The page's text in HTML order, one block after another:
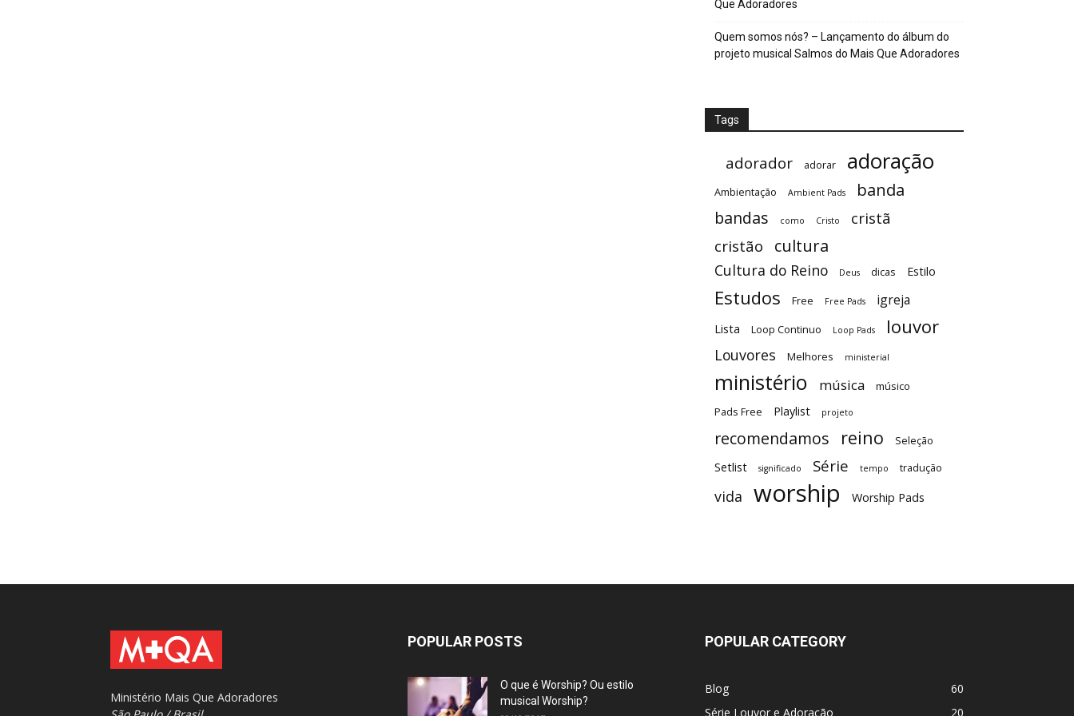
Que Adoradores
Quem somos nós? – Lançamento do álbum do
projeto musical Salmos do Mais Que Adoradores
Tags
adorador adorar adoração
Ambientação Ambient Pads banda
bandas como Cristo
cristã
cristão
cultura
Cultura do Reino Deus dicas Estilo
Estudos Free Free Pads igreja
Lista Loop Continuo Loop Pads louvor
Louvores Melhores ministerial
ministério música
músico
Pads Free
Playlist projeto
recomendamos reino Seleção
Setlist significado Série tempo tradução
vida worship Worship Pads
Ministério Mais Que Adoradores
POPULAR POSTS
O que é Worship? Ou estilo
musical Worship?
POPULAR CATEGORY
Blog
60
Série Louvor e Adoração
20